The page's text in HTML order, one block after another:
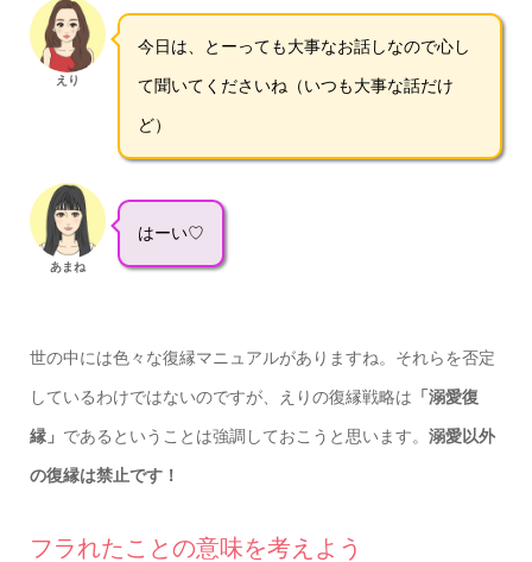
えり
今日は、とーっても大事なお話しなので心し
て聞いてくださいね（いつも大事な話だけ
ど）
あまね
はーい♡
世の中には色々な復縁マニュアルがありますね。それらを否定
しているわけではないのですが、えりの復縁戦略は 「溺愛復
縁」 であるということは強調しておこうと思います。 溺愛以外
の復縁は禁止です！
フラれたことの意味を考えよう